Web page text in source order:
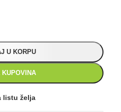
U KORPU
KUPOVINA
listu želja